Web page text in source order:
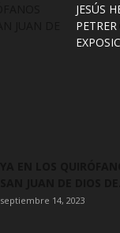
JESÚS
septiembre 14, 2023